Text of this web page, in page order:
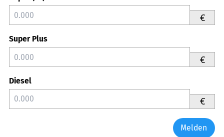
€
Super Plus
€
Diesel
€
Melden